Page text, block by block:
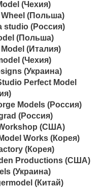
(Чехия)
(Польша)
studio (Россия)
(Польша)
Model (Италия)
(Чехия)
(Украина)
Perfect Model
Models (Россия)
(Россия)
(США)
Works (Корея)
(Корея)
Productions (США)
(Украина)
(Китай)